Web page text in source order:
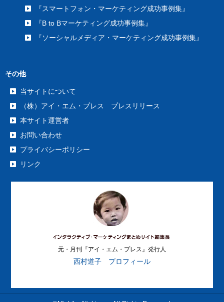
『スマートフォン・マーケティング成功事例集』
『B to Bマーケティング成功事例集』
『ソーシャルメディア・マーケティング成功事例集』
その他
当サイトについて
（株）アイ・エム・プレス プレスリリース
本サイト運営者
お問い合わせ
プライバシーポリシー
リンク
元・月刊『アイ・エム・プレス』発行人
西村道子 プロフィール